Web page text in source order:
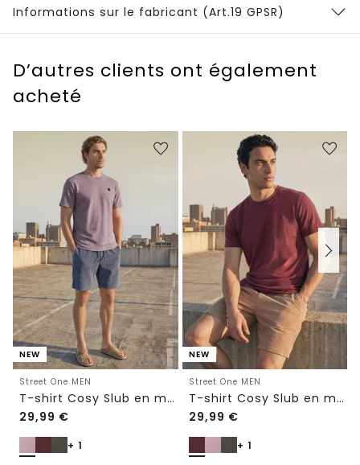
Informations sur le fabricant (Art.19 GPSR)
D’autres clients ont également
acheté
NEW
Street One MEN
T-shirt Cosy Slub en maille texturée
29,99 €
+ 1
NEW
Street One MEN
T-shirt Cosy Slub en maille texturée
29,99 €
+ 1